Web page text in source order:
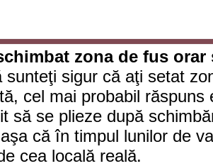
zona de fus
sunteţi sigur că aţi setat
cel mai probabil
să se plieze după
că în timpul lunilor de
cea locală reală.